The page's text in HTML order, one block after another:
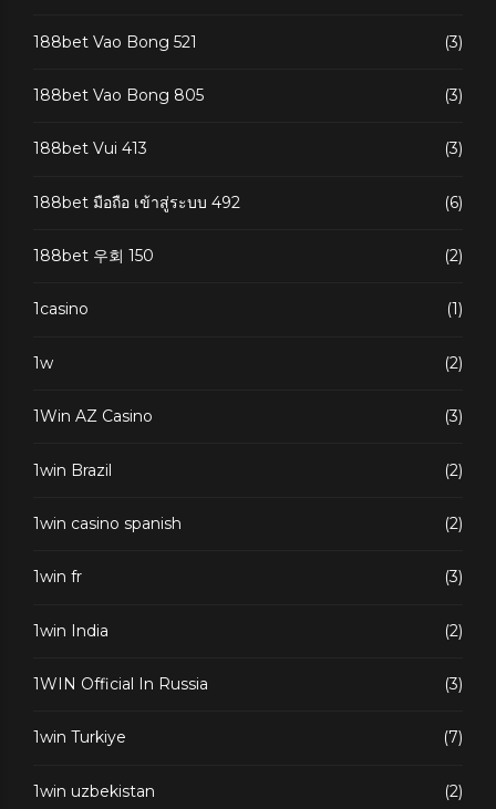
188bet Vao Bong 521 (3)
188bet Vao Bong 805 (3)
188bet Vui 413 (3)
188bet มือถือ เข้าสู่ระบบ 492 (6)
188bet 우회 150 (2)
1casino (1)
1w (2)
1Win AZ Casino (3)
1win Brazil (2)
1win casino spanish (2)
1win fr (3)
1win India (2)
1WIN Official In Russia (3)
1win Turkiye (7)
1win uzbekistan (2)